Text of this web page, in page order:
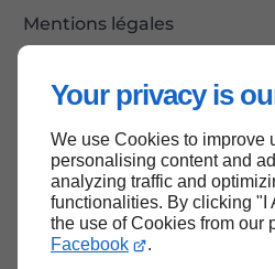
Your privacy is
We use Cookies to improve
personalising content and
analyzing traffic and
functionalities. By clicking "I
the use of Cookies from our
Facebook
.
Mentions légales
Haut de